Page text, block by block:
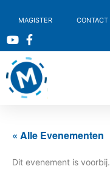
MAGISTER CONTACT
« Alle Evenementen
Dit evenement is voorbij.